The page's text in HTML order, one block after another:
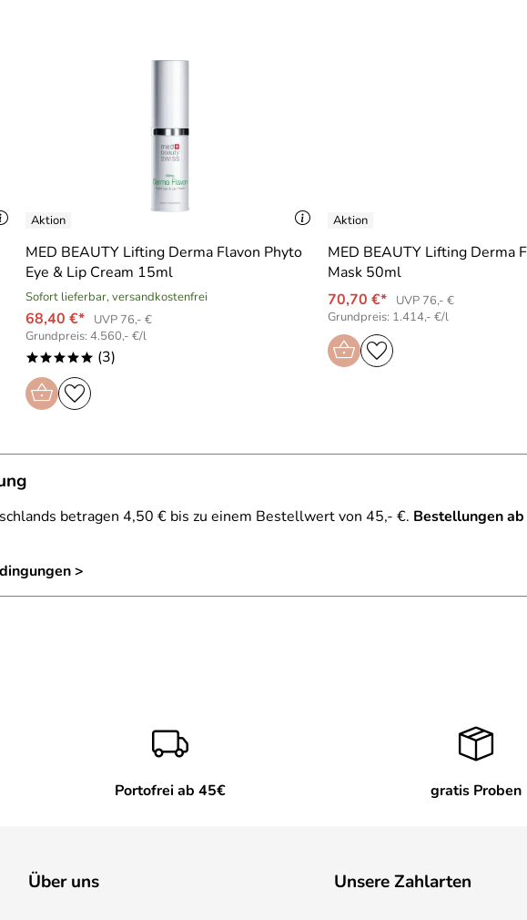
MED BEAUTY Lifting Derma Flavon Phyto
Eye & Lip Cream 15ml
Sofort lieferbar, versandkostenfrei
68,40 €*
UVP 76,- €
Grundpreis: 4.560,- €/l
***** (3)
MED BEAUTY Lifting Derma
Mask 50ml
70,70 €*
UVP 76,- €
Grundpreis: 1.414,- €/l
betragen 4,50 € bis zu einem Bestellwert von 45,- €. Bestellungen
>
Portofrei ab 45€ gratis Proben
Über uns Unsere Zahlarten